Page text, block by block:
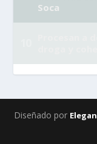
Diseñado por